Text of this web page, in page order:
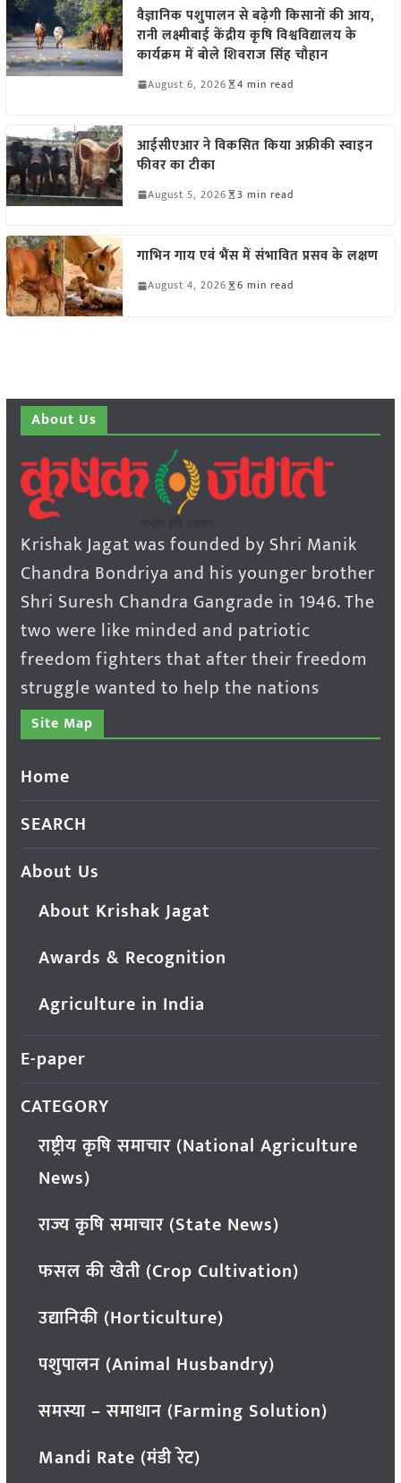
वैज्ञानिक पशुपालन से बढ़ेगी किसानों की आय,
रानी लक्ष्मीबाई केंद्रीय कृषि विश्वविद्यालय के
कार्यक्रम में बोले शिवराज सिंह चौहान
August 6, 2026 4 min read
आईसीएआर ने विकसित किया अफ्रीकी स्वाइन
फीवर का टीका
August 5, 2026 3 min read
गाभिन गाय एवं भैंस में संभावित प्रसव के लक्षण
August 4, 2026 6 min read
About Us
Krishak Jagat was founded by Shri Manik
Chandra Bondriya and his younger brother
Shri Suresh Chandra Gangrade in 1946. The
two were like minded and patriotic
freedom fighters that after their freedom
struggle wanted to help the nations
Site Map
Home
SEARCH
About Us
About Krishak Jagat
Awards & Recognition
Agriculture in India
E-paper
CATEGORY
राष्ट्रीय कृषि समाचार (National Agriculture
News)
राज्य कृषि समाचार (State News)
फसल की खेती (Crop Cultivation)
उद्यानिकी (Horticulture)
पशुपालन (Animal Husbandry)
समस्या – समाधान (Farming Solution)
Mandi Rate (मंडी रेट)